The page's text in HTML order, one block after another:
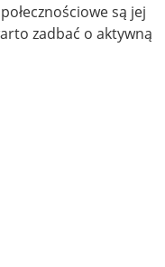
są jej
zadbać o aktywną